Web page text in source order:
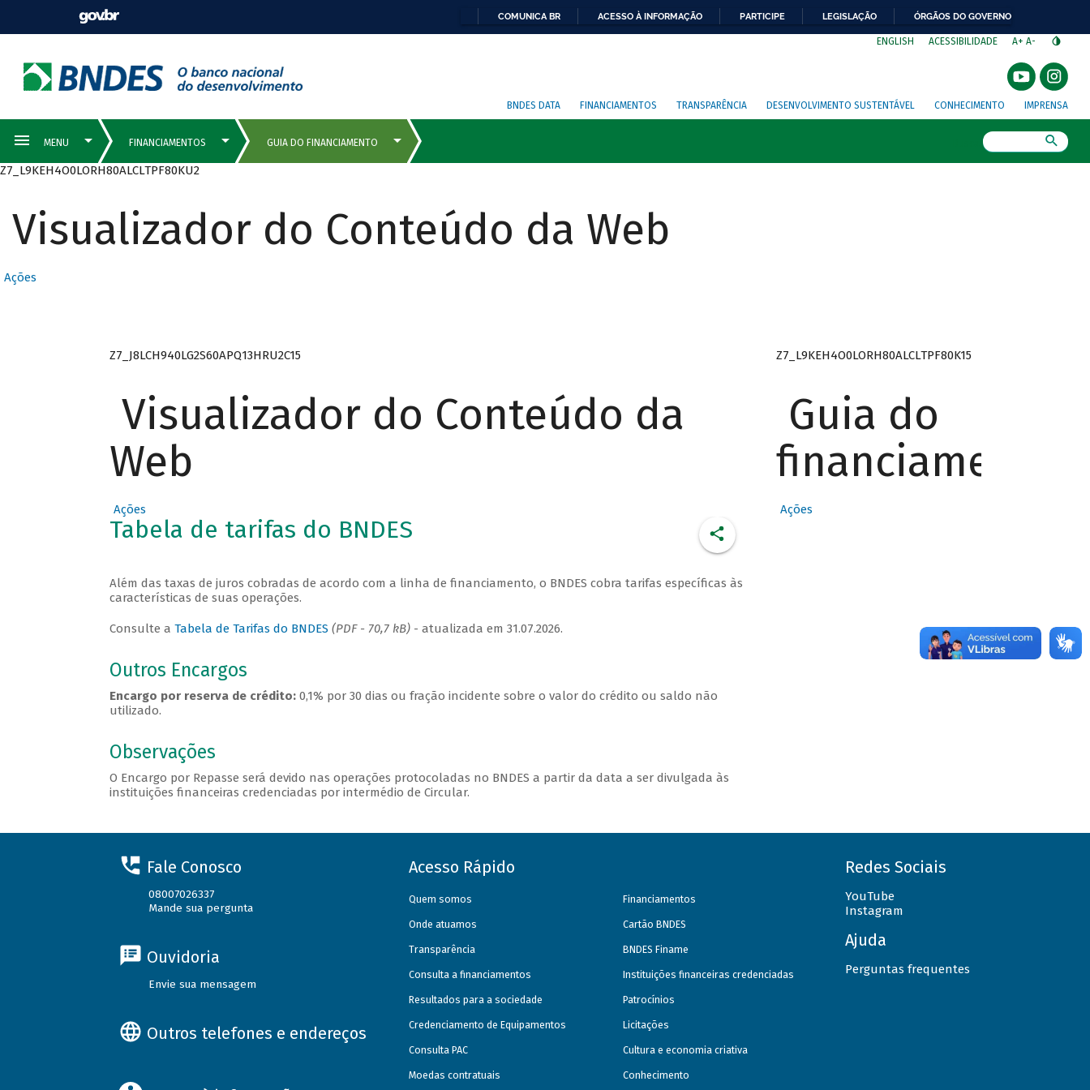
COMUNICA BR ACESSO À INFORMAÇÃO PARTICIPE LEGISLAÇÃO ÓRGÃOS DO GOVERNO
ENGLISH ACESSIBILIDADE A+ A-
BNDES DATA FINANCIAMENTOS TRANSPARÊNCIA DESENVOLVIMENTO SUSTENTÁVEL CONHECIMENTO IMPRENSA
Z7_L9KEH4O0LORH80ALCLTPF80KU2
Visualizador do Conteúdo da Web
Ações
Z7_J8LCH940LG2S60APQ13HRU2C15
Visualizador do Conteúdo da
Web
Ações
Tabela de tarifas do BNDES
Além das taxas de juros cobradas de acordo com a linha de financiamento, o BNDES cobra tarifas específicas às
características de suas operações.
Consulte a Tabela de Tarifas do BNDES (PDF - 70,7 kB)- atualizada em 31.07.2026.
Outros Encargos
Encargo por reserva de crédito:0,1% por 30 dias ou fração incidente sobre o valor do crédito ou saldo não
utilizado.
Observações
O Encargo por Repasse será devido nas operações protocoladas no BNDES a partir da data a ser divulgada às
instituições financeiras credenciadas por intermédio de Circular.
Z7_L9KEH4O0LORH80ALCLTPF80K15
Guia do
financiamento
Ações
Fale Conosco
08007026337
Mande sua pergunta
Ouvidoria
Envie sua mensagem
Outros telefones e endereços
Acesso Rápido
Quem somos
Onde atuamos
Transparência
Consulta a financiamentos
Resultados para a sociedade
Credenciamento de Equipamentos
Consulta PAC
Moedas contratuais
Financiamentos
Cartão BNDES
BNDES Finame
Instituições financeiras credenciadas
Patrocínios
Licitações
Cultura e economia criativa
Conhecimento
Redes Sociais
YouTube
Instagram
Ajuda
Perguntas frequentes